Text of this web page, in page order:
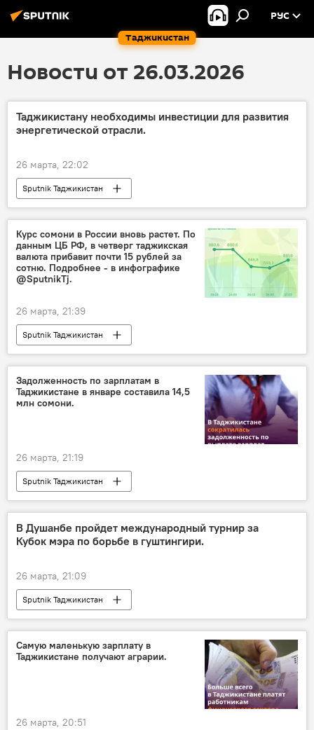
Таджикистан
РУС
Новости от 26.03.2026
Таджикистану необходимы инвестиции для развития
энергетической отрасли.
26 марта, 22:02
Sputnik Таджикистан
Курс сомони в России вновь растет. По
данным ЦБ РФ, в четверг таджикская
валюта прибавит почти 15 рублей за
сотню. Подробнее - в инфографике
@SputnikTj.
26 марта, 21:39
Sputnik Таджикистан
Задолженность по зарплатам в
Таджикистане в январе составила 14,5
млн сомони.
26 марта, 21:19
Sputnik Таджикистан
В Душанбе пройдет международный турнир за
Кубок мэра по борьбе в гуштингири.
26 марта, 21:09
Sputnik Таджикистан
Самую маленькую зарплату в
Таджикистане получают аграрии.
26 марта, 20:51